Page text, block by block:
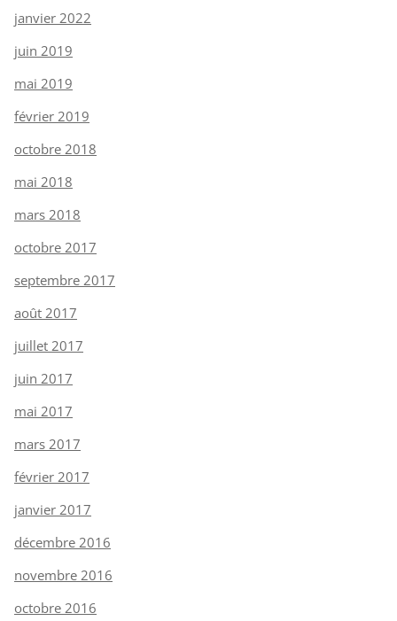
janvier 2022
juin 2019
mai 2019
février 2019
octobre 2018
mai 2018
mars 2018
octobre 2017
septembre 2017
août 2017
juillet 2017
juin 2017
mai 2017
mars 2017
février 2017
janvier 2017
décembre 2016
novembre 2016
octobre 2016